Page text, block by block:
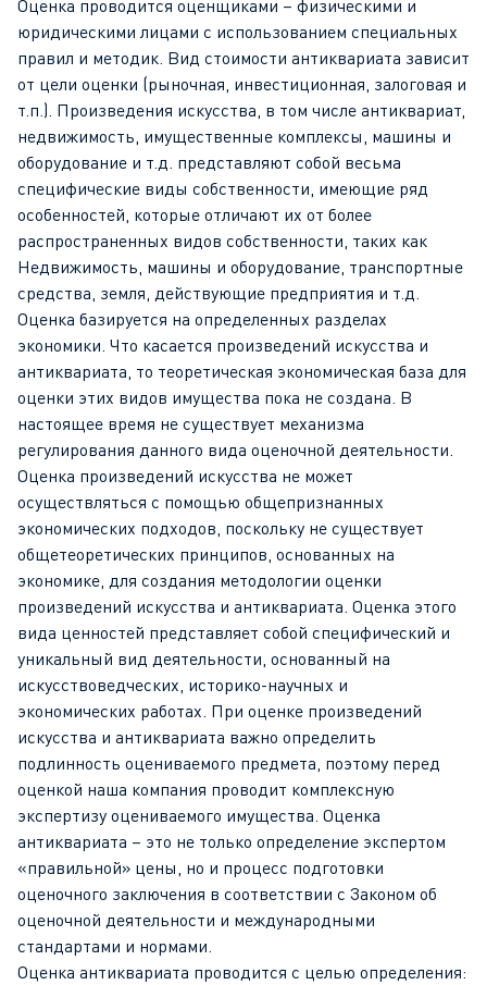
Оценка проводится оценщиками – физическими и
юридическими лицами с использованием специальных
правил и методик. Вид стоимости антиквариата зависит
от цели оценки (рыночная, инвестиционная, залоговая и
т.п.). Произведения искусства, в том числе антиквариат,
недвижимость, имущественные комплексы, машины и
оборудование и т.д. представляют собой весьма
специфические виды собственности, имеющие ряд
особенностей, которые отличают их от более
распространенных видов собственности, таких как
Недвижимость, машины и оборудование, транспортные
средства, земля, действующие предприятия и т.д.
Оценка базируется на определенных разделах
экономики. Что касается произведений искусства и
антиквариата, то теоретическая экономическая база для
оценки этих видов имущества пока не создана. В
настоящее время не существует механизма
регулирования данного вида оценочной деятельности.
Оценка произведений искусства не может
осуществляться с помощью общепризнанных
экономических подходов, поскольку не существует
общетеоретических принципов, основанных на
экономике, для создания методологии оценки
произведений искусства и антиквариата. Оценка этого
вида ценностей представляет собой специфический и
уникальный вид деятельности, основанный на
искусствоведческих, историко-научных и
экономических работах. При оценке произведений
искусства и антиквариата важно определить
подлинность оцениваемого предмета, поэтому перед
оценкой наша компания проводит комплексную
экспертизу оцениваемого имущества. Оценка
антиквариата – это не только определение экспертом
«правильной» цены, но и процесс подготовки
оценочного заключения в соответствии с Законом об
оценочной деятельности и международными
стандартами и нормами.
Оценка антиквариата проводится с целью определения: